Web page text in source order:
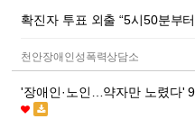
확진자 투표 외출 “5시50분부
천안장애인성폭력상담소
'장애인·노인…약자만 노렸다'